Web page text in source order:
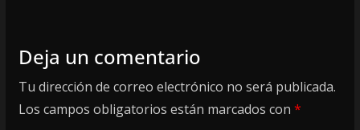
Deja un comentario
Tu dirección de correo electrónico no será publicada.
Los campos obligatorios están marcados con *